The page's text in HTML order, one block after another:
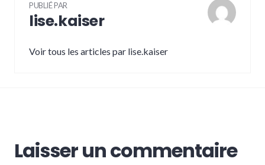
PUBLIÉ PAR
lise.kaiser
Voir tous les articles par lise.kaiser
Laisser un commentaire